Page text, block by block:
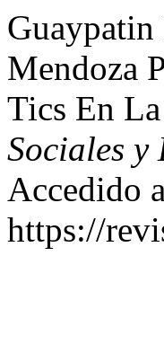
Mendoza
Tics En
Sociales y
Accedido
https://